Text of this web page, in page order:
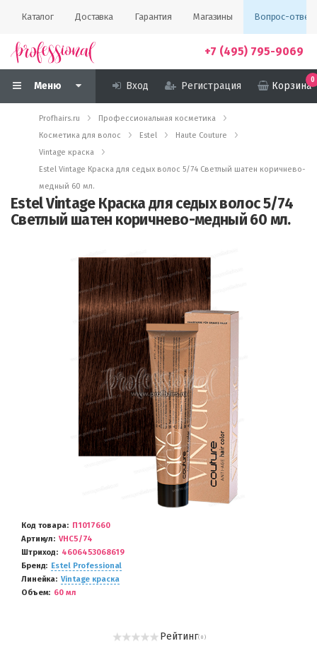
Каталог Доставка Гарантия Магазины Вопрос-ответ
+7 (495) 795-9069
Меню Вход Регистрация Корзина
0
Profhairs.ru
Профессиональная косметика
Косметика для волос
Estel
Haute Couture
Vintage краска
Estel Vintage Краска для седых волос 5/74 Светлый шатен коричнево-
медный 60 мл.
Estel Vintage Краска для седых волос 5/74
Светлый шатен коричнево-медный 60 мл.
Код товара
П1017660
Артикул
VHC5/74
Штриход
4606453068619
Бренд
Estel Professional
Линейка
Vintage краска
Объем
60 мл
Рейтинг( 0 )